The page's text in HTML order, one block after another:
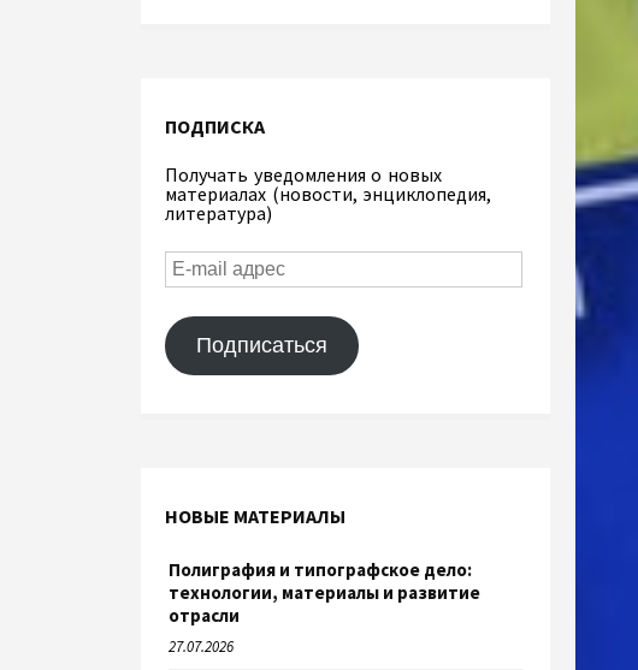
ПОДПИСКА
Получать уведомления о новых
материалах (новости, энциклопедия,
литература)
Подписаться
НОВЫЕ МАТЕРИАЛЫ
Полиграфия и типографское дело:
технологии, материалы и развитие
отрасли
27.07.2026